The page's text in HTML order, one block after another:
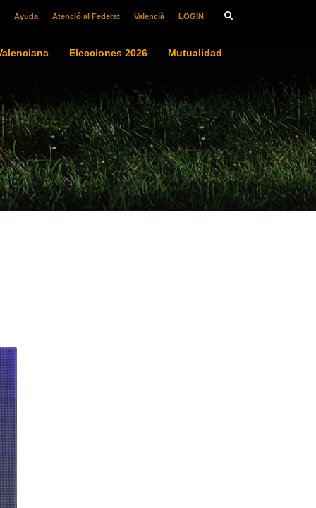
Ayuda Atenció al Federat Valencià LOGIN
Elecciones 2026 Mutualidad